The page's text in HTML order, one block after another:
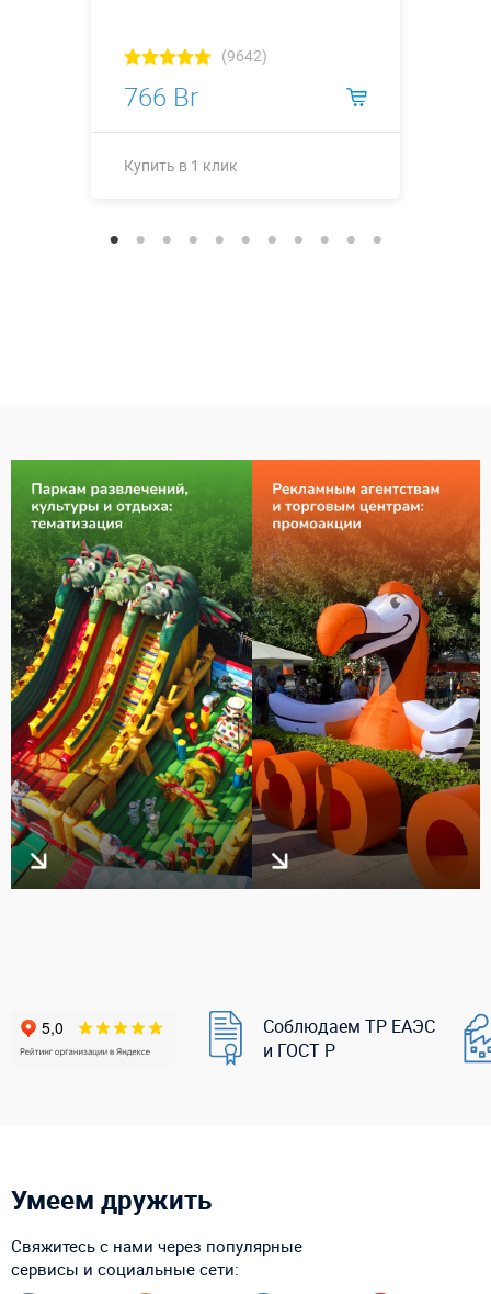
(9642)
766 Br
Купить в 1 клик
Соблюдаем ТР ЕАЭС
и ГОСТ Р
Умеем дружить
Свяжитесь с нами через популярные
сервисы и социальные сети: